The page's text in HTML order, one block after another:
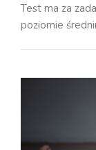
Test ma za
poziomie